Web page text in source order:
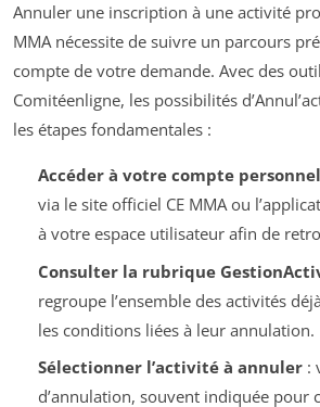
Annuler une inscription à une activité
MMA nécessite de suivre un parcours
compte de votre demande. Avec des
Comitéenligne, les possibilités
les étapes fondamentales :
Accéder à votre compte
via le site officiel CE MMA ou
à votre espace utilisateur afin de
Consulter la rubrique
regroupe l’ensemble des activités
les conditions liées à leur annulation.
Sélectionner l’activité à annuler:
d’annulation, souvent indiquée